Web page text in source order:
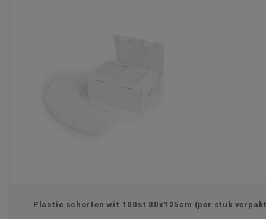
Plastic schorten wit 100st 80x125cm (per stuk